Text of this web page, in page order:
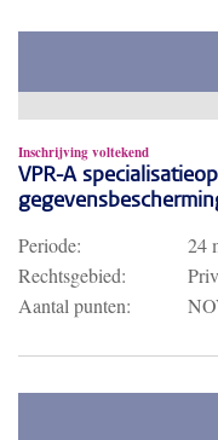
Inschrijving voltekend
VPR-A
Periode: 24
Rechtsgebied:
Aantal punten: